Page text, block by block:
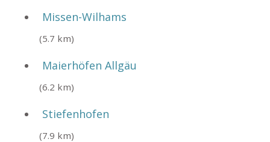
Missen-Wilhams
(5.7 km)
Maierhöfen Allgäu
(6.2 km)
Stiefenhofen
(7.9 km)